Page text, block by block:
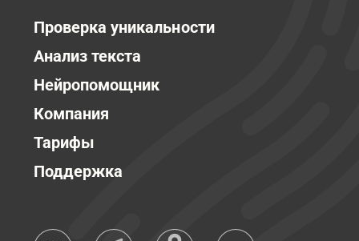
Проверка уникальности
Анализ текста
Нейропомощник
Компания
Тарифы
Поддержка